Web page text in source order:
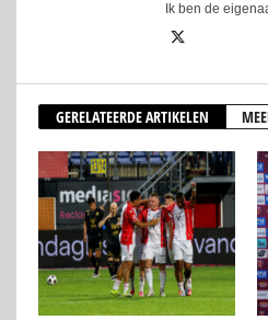
Ik ben de
GERELATEERDE ARTIKELEN